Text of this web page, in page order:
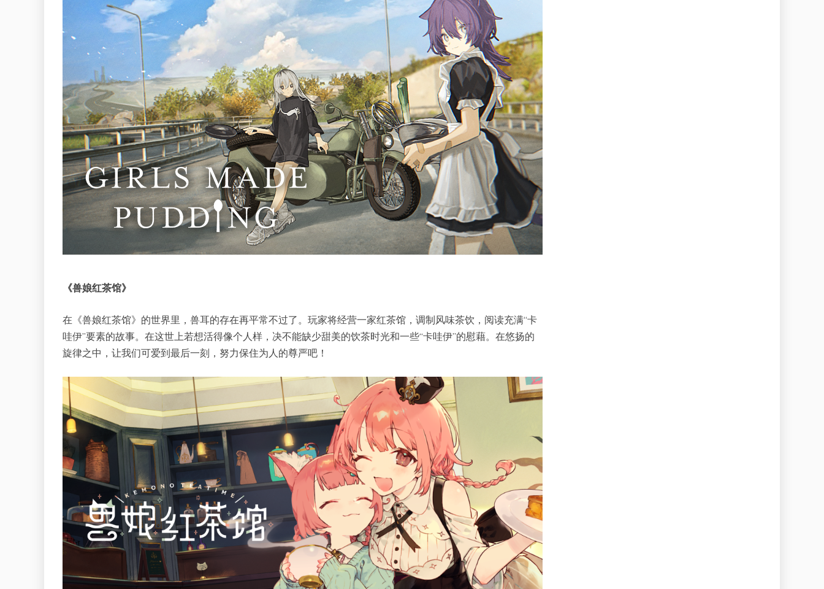
《兽娘红茶馆》
在《兽娘红茶馆》的世界里，兽耳的存在再平常不过了。玩家将经营一家红茶馆，调制风味茶饮，阅读充满“卡
哇伊”要素的故事。在这世上若想活得像个人样，决不能缺少甜美的饮茶时光和一些“卡哇伊”的慰藉。在悠扬的
旋律之中，让我们可爱到最后一刻，努力保住为人的尊严吧！